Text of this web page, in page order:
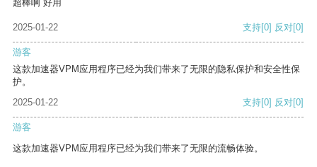
超棒啊 好用
2025-01-22 支持[0] 反对[0]
游客
这款加速器VPM应用程序已经为我们带来了无限的隐私保护和安全性保
护。
2025-01-22
支持[0] 反对[0]
游客
这款加速器VPM应用程序已经为我们带来了无限的流畅体验。